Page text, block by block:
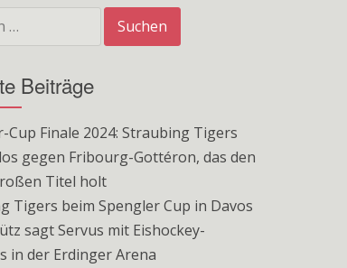
Beiträge
Cup Finale 2024: Straubing Tigers
gegen Fribourg-Gottéron, das den
Titel holt
Tigers beim Spengler Cup in Davos
sagt Servus mit Eishockey-
in der Erdinger Arena